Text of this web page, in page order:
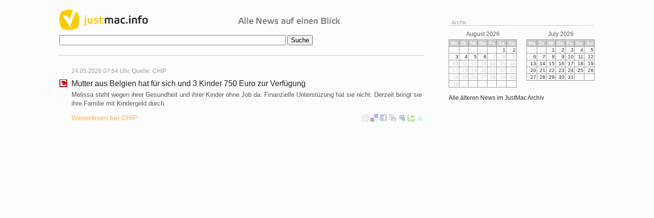
24.05.2026 07:54 Uhr, Quelle: CHIP
Mutter aus Belgien hat für sich und 3 Kinder 750 Euro zur Verfügung
Melissa steht wegen ihrer Gesundheit und ihrer Kinder ohne Job da. Finanzielle Unterstüzung hat sie nicht. Derzeit bringt sie
ihre Familie mit Kindergeld durch.
Weiterlesen bei CHIP
Archiv
August 2026
Mo Di Mi Do Fo Sa
So
1
2
3
4 5 6 7 8
9
10
11 12 13 14 15
16
17
18 19 20 21 22
23
24
25 26 27 28 29
30
31
July 2026
Mo Di Mi Do Fo Sa
So
1
2 3 4
5
6
7 8 9 10 11
12
13
14 15 16 17 18
19
20
21 22 23 24 25
26
27
28 29 30 31
Alle älteren News im JustMac Archiv